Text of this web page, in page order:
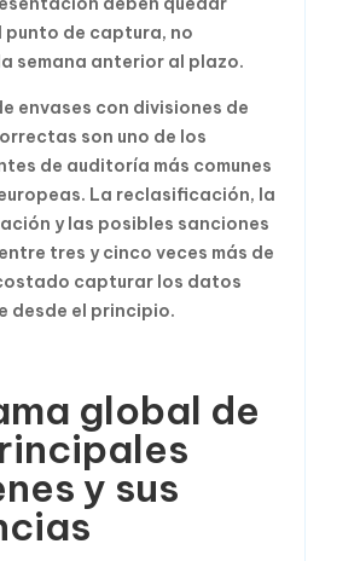
punto de captura, no
semana anterior al plazo.
envases con divisiones de
son uno de los
de auditoría más comunes
La reclasificación, la
y las posibles sanciones
tres y cinco veces más de
capturar los datos
desde el principio.
global de
y sus